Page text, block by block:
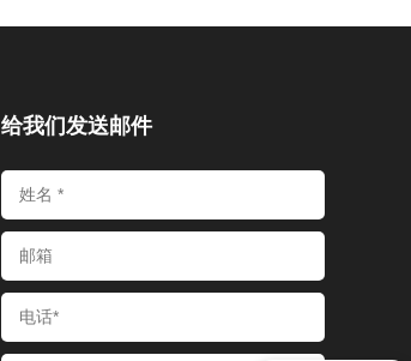
给我们发送邮件